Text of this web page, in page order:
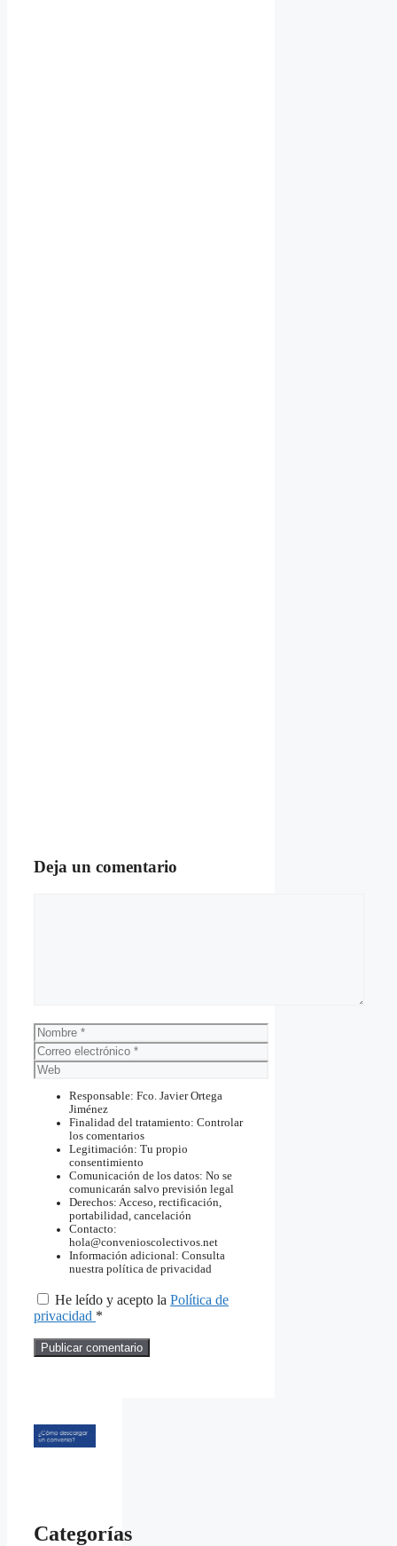
Deja un comentario
Nombre
Correo
electrónico
Web
Responsable: Fco. Javier Ortega
Jiménez
Finalidad del tratamiento: Controlar
los comentarios
Legitimación: Tu propio
consentimiento
Comunicación de los datos: No se
comunicarán salvo previsión legal
Derechos: Acceso, rectificación,
portabilidad, cancelación
Contacto:
hola@convenioscolectivos.net
Información adicional: Consulta
nuestra política de privacidad
He leído y acepto la Política de
privacidad *
Categorías